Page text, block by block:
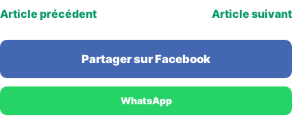
Article précédent Article suivant
Partager sur Facebook
WhatsApp